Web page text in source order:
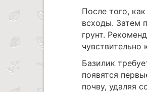
После того,
всходы. Затем
грунт.
Базилик
появятся
почву, удаляя